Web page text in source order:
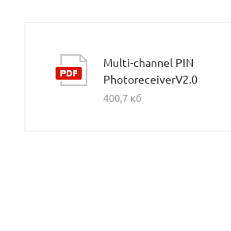
Multi-channel PIN
PhotoreceiverV2.0
400,7 кб